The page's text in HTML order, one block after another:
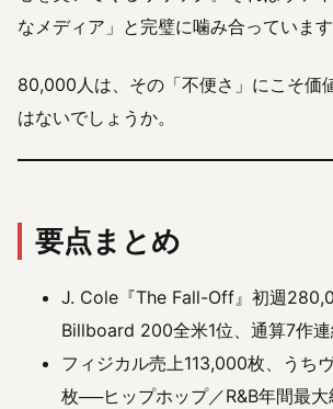
なメディア」と完璧に噛み合っています
80,000人は、その「不便さ」にこそ価
はないでしょうか。
要点まとめ
J. Cole『The Fall-Off』初週
Billboard 200全米1位、通算7作
フィジカル売上113,000枚、うち
枚──ヒップホップ／R&B年間最大